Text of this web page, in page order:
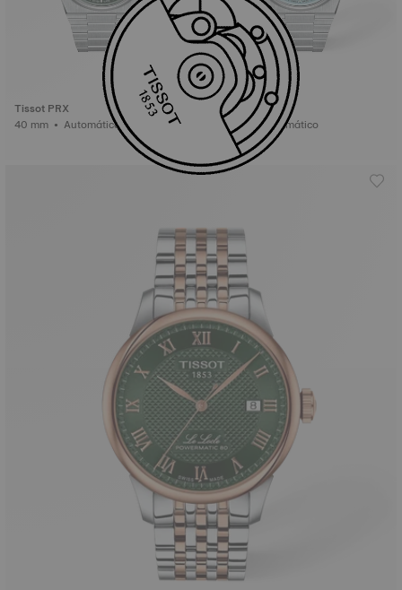
Tissot PRX
40 mm • Automático
Tissot PRX
40 mm • Automático